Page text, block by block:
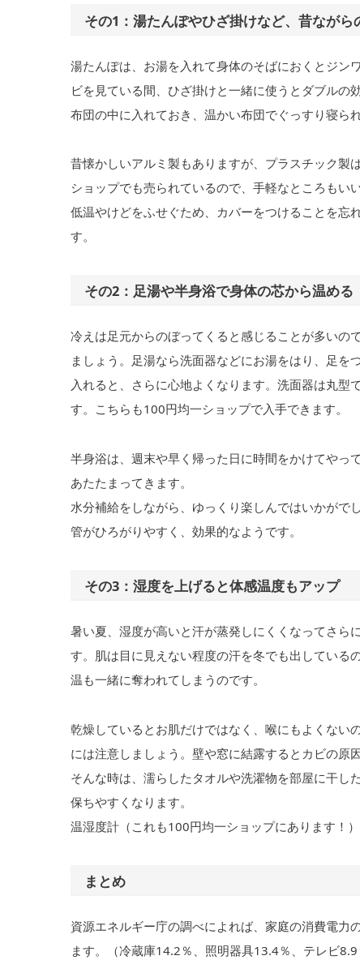
その1：湯たんぽやひざ掛けなど、昔ながら
湯たんぽは、お湯を入れて身体のそばにおくとジン
ビを見ている間、ひざ掛けと一緒に使うとダブル
布団の中に入れておき、温かい布団でぐっすり寝ら
昔懐かしいアルミ製もありますが、プラスチック
ショップでも売られているので、手軽なところもいい
低温やけどをふせぐため、カバーをつけることを忘
す。
その2：足湯や半身浴で身体の芯から温める
冷えは足元からのぼってくると感じることが多いの
ましょう。足湯なら洗面器などにお湯をはり、足
入れると、さらに心地よくなります。洗面器は丸
す。こちらも100円均一ショップで入手できます。
半身浴は、週末や早く帰った日に時間をかけてやっ
あたたまってきます。
水分補給をしながら、ゆっくり楽しんではいかがで
管がひろがりやすく、効果的なようです。
その3：湿度を上げると体感温度もアップ
暑い夏、湿度が高いと汗が蒸発しにくくなってさら
す。肌は目に見えない程度の汗を冬でも出している
温も一緒に奪われてしまうのです。
乾燥しているとお肌だけではなく、喉にもよくない
には注意しましょう。壁や窓に結露するとカビの原
そんな時は、濡らしたタオルや洗濯物を部屋に干し
保ちやすくなります。
温湿度計（これも100円均一ショップにあります！
まとめ
資源エネルギー庁の調べによれば、家庭の消費電
ます。（冷蔵庫14.2％、照明器具13.4％、テレビ